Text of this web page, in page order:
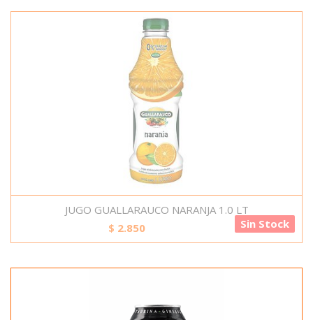
JUGO GUALLARAUCO NARANJA 1.0 LT
$ 2.850 Sin Stock